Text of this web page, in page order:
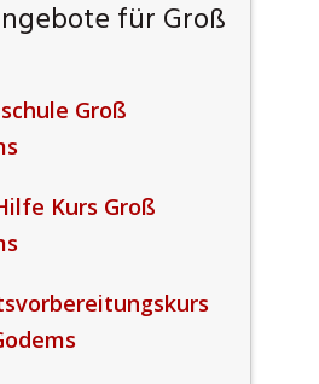
für Groß
Groß
Kurs Groß